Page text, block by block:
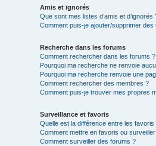
Amis et ignorés
Que sont mes listes d’amis et d’ignorés
Comment puis-je ajouter/supprimer des
Recherche dans les forums
Comment rechercher dans les forums ?
Pourquoi ma recherche ne renvoie
Pourquoi ma recherche renvoie une
Comment rechercher des membres ?
Comment puis-je trouver mes propres
Surveillance et favoris
Quelle est la différence entre les
Comment mettre en favoris ou
Comment surveiller des forums ?